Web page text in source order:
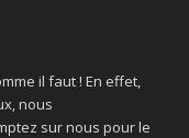
il faut ! En effet,
nous
sur nous pour le